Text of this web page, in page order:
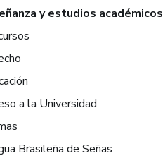
y estudios académicos
a la Universidad
Brasileña de Señas